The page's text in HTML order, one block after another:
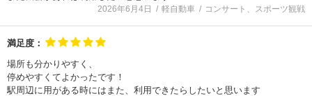
2026年6月4日 軽自動車 コンサート、スポーツ観戦
満足度：
場所も分かりやすく、
停めやすくてよかったです！
駅周辺に用がある時にはまた、利用できたらしたいと思います